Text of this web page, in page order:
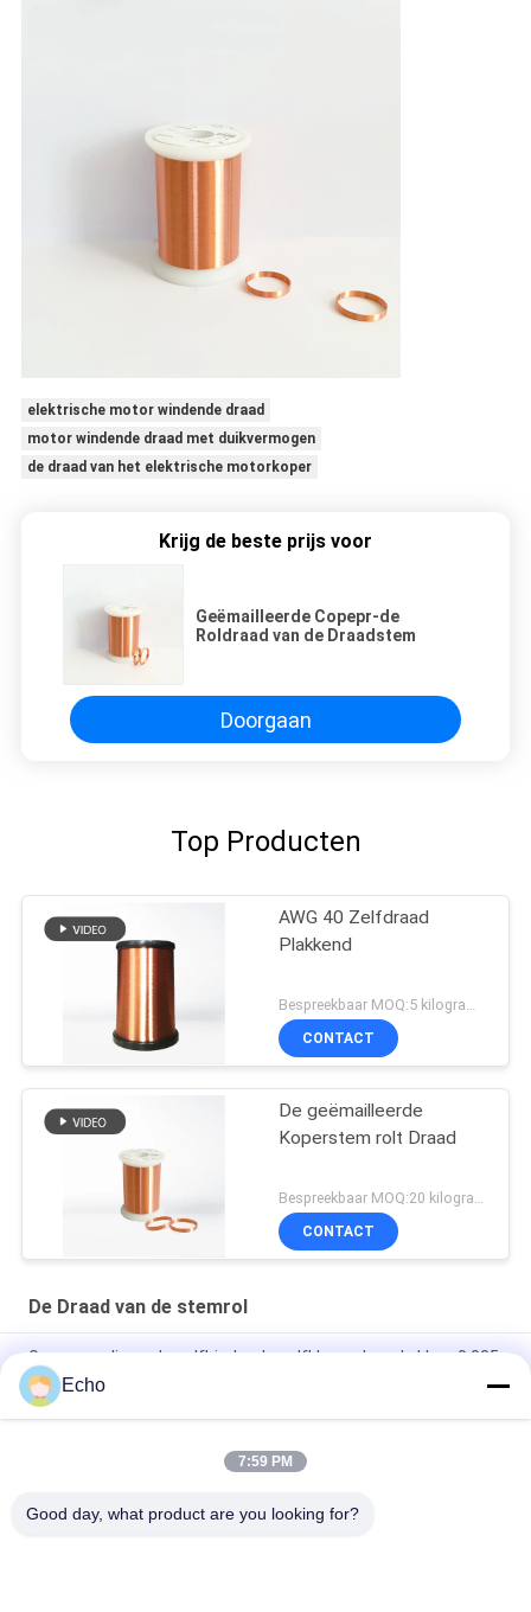
elektrische motor windende draad
motor windende draad met duikvermogen
de draad van het elektrische motorkoper
Krijg de beste prijs voor
Geëmailleerde Copepr-de
Roldraad van de Draadstem
Doorgaan
Top Producten
AWG 40 Zelfdraad
Plakkend
Bespreekbaar MOQ:5 kilogram/Kilogram
CONTACT
De geëmailleerde
Koperstem rolt Draad
CONTACT
De Draad van de stemrol
Gepersonaliseerde zelfbindende zelfklevende rode kleur 0,035
mm CCA draad voor spraak spoelen / audio kabel
AWG47 Rood 0,035mm Zelfhechtende Koperbeklede
Echo
7:59 PM
Good day, what product are you looking for?